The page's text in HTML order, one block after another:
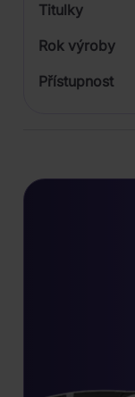
Titulky
Rok výroby
Přístupnost